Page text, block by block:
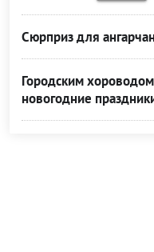
Сюрприз для
Городским
новогодние